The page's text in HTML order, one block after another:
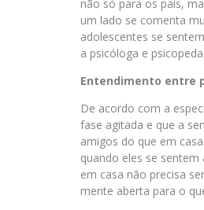
não só para os pais,
um lado se comenta
adolescentes se
a psicóloga e
Entendimento entre
De acordo com a
fase agitada e que a
amigos do que em
quando eles se
em casa não precisa
mente aberta para o